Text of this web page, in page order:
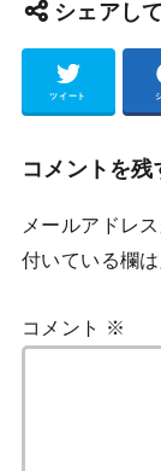
シェアし
ツイート
コメントを残
メールアドレ
付いている欄
コメント ※